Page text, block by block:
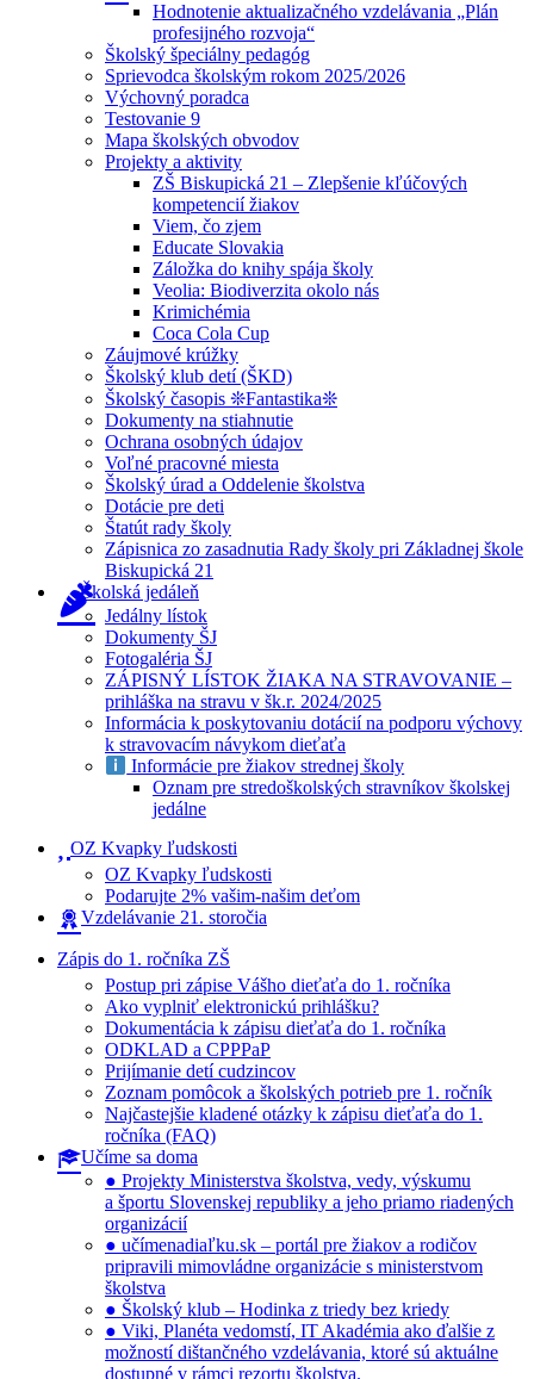
Hodnotenie aktualizačného vzdelávania „Plán
profesijného rozvoja“
Školský špeciálny pedagóg
Sprievodca školským rokom 2025/2026
Výchovný poradca
Testovanie 9
Mapa školských obvodov
Projekty a aktivity
ZŠ Biskupická 21 – Zlepšenie kľúčových
kompetencií žiakov
Viem, čo zjem
Educate Slovakia
Záložka do knihy spája školy
Veolia: Biodiverzita okolo nás
Krimichémia
Coca Cola Cup
Záujmové krúžky
Školský klub detí (ŠKD)
Školský časopis ❊Fantastika❊
Dokumenty na stiahnutie
Ochrana osobných údajov
Voľné pracovné miesta
Školský úrad a Oddelenie školstva
Dotácie pre deti
Štatút rady školy
Zápisnica zo zasadnutia Rady školy pri Základnej škole
Biskupická 21
Školská jedáleň
Jedálny lístok
Dokumenty ŠJ
Fotogaléria ŠJ
ZÁPISNÝ LÍSTOK ŽIAKA NA STRAVOVANIE –
prihláška na stravu v šk.r. 2024/2025
Informácia k poskytovaniu dotácií na podporu výchovy
k stravovacím návykom dieťaťa
Informácie pre žiakov strednej školy
Oznam pre stredoškolských stravníkov školskej
jedálne
OZ Kvapky ľudskosti
OZ Kvapky ľudskosti
Podarujte 2% vašim-našim deťom
Vzdelávanie 21. storočia
Zápis do 1. ročníka ZŠ
Postup pri zápise Vášho dieťaťa do 1. ročníka
Ako vyplniť elektronickú prihlášku?
Dokumentácia k zápisu dieťaťa do 1. ročníka
ODKLAD a CPPPaP
Prijímanie detí cudzincov
Zoznam pomôcok a školských potrieb pre 1. ročník
Najčastejšie kladené otázky k zápisu dieťaťa do 1.
ročníka (FAQ)
Učíme sa doma
● Projekty Ministerstva školstva, vedy, výskumu
a športu Slovenskej republiky a jeho priamo riadených
organizácií
● učímenadiaľku.sk – portál pre žiakov a rodičov
pripravili mimovládne organizácie s ministerstvom
školstva
● Školský klub – Hodinka z triedy bez kriedy
● Viki, Planéta vedomstí, IT Akadémia ako ďalšie z
možností dištančného vzdelávania, ktoré sú aktuálne
dostupné v rámci rezortu školstva.